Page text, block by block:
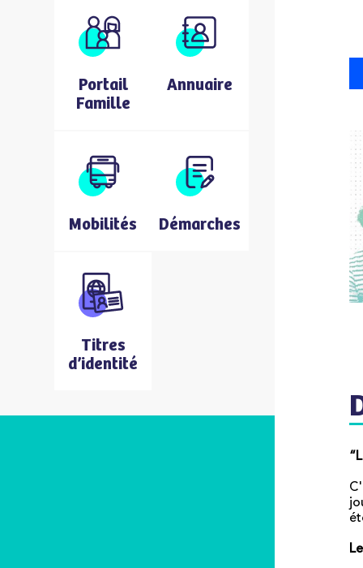
Portail
Famille
Annuaire
Mobilités Démarches
Titres
d’identité